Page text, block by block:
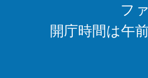
フ
開庁時間は午